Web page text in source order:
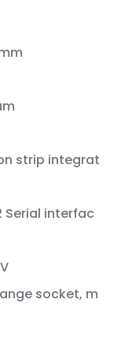
strip integrat
Serial interfac
socket, m